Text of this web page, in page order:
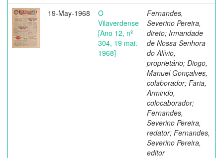
19-May-1968
O
Vilaverdense
[Ano 12, nº
304, 19 mai.
1968]
Fernandes,
Severino Pereira,
direto; Irmandade
de Nossa Senhora
do Alívio,
proprietário; Diogo,
Manuel Gonçalves,
colaborador; Faria,
Armindo,
colocaborador;
Fernandes,
Severino Pereira,
redator; Fernandes,
Severino Pereira,
editor